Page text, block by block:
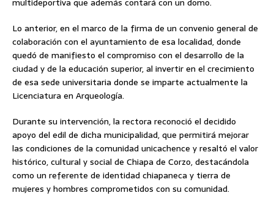
Lo anterior, en el marco de la firma de un convenio general de
colaboración con el ayuntamiento de esa localidad, donde
quedó de manifiesto el compromiso con el desarrollo de la
ciudad y de la educación superior, al invertir en el crecimiento
de esa sede universitaria donde se imparte actualmente la
Licenciatura en Arqueología.
Durante su intervención, la rectora reconoció el decidido
apoyo del edil de dicha municipalidad, que permitirá mejorar
las condiciones de la comunidad unicachence y resaltó el valor
histórico, cultural y social de Chiapa de Corzo, destacándola
como un referente de identidad chiapaneca y tierra de
mujeres y hombres comprometidos con su comunidad.